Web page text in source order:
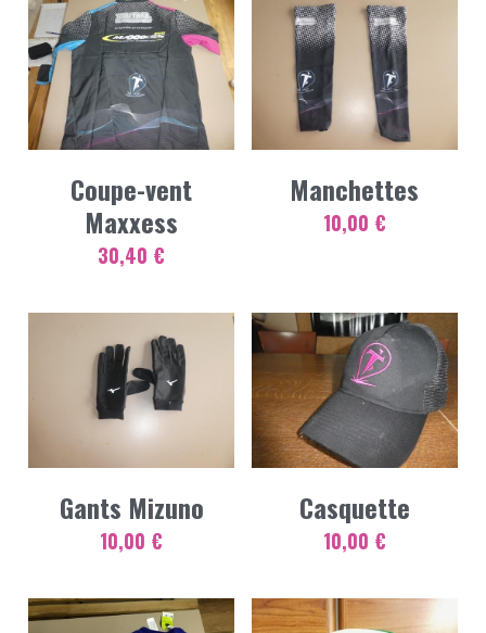
Coupe-vent
Maxxess
30,40 €
Manchettes
10,00 €
Gants Mizuno
10,00 €
Casquette
10,00 €